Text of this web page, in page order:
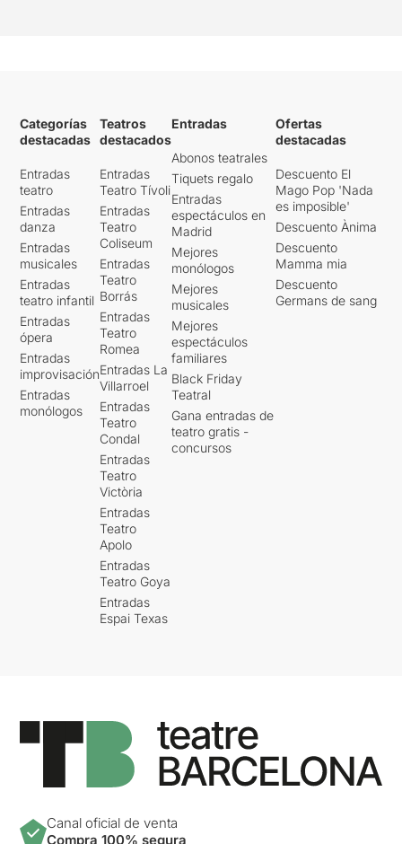
Categorías
destacadas
Entradas
teatro
Entradas
danza
Entradas
musicales
Entradas
teatro infantil
Entradas
ópera
Entradas
improvisación
Entradas
monólogos
Teatros
destacados
Entradas
Teatro Tívoli
Entradas
Teatro
Coliseum
Entradas
Teatro
Borrás
Entradas
Teatro
Romea
Entradas La
Villarroel
Entradas
Teatro
Condal
Entradas
Teatro
Victòria
Entradas
Teatro
Apolo
Entradas
Teatro Goya
Entradas
Espai Texas
Entradas
Abonos teatrales
Tiquets regalo
Entradas
espectáculos en
Madrid
Mejores
monólogos
Mejores
musicales
Mejores
espectáculos
familiares
Black Friday
Teatral
Gana entradas de
teatro gratis -
concursos
Ofertas
destacadas
Descuento El
Mago Pop 'Nada
es imposible'
Descuento Ànima
Descuento
Mamma mia
Descuento
Germans de sang
Canal oficial de venta
Compra 100% segura